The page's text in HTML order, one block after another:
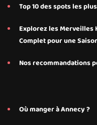
Top 10 des spots les
Explorez les Merveilles
Complet pour une
Nos recommandations
Où manger à Annecy ?